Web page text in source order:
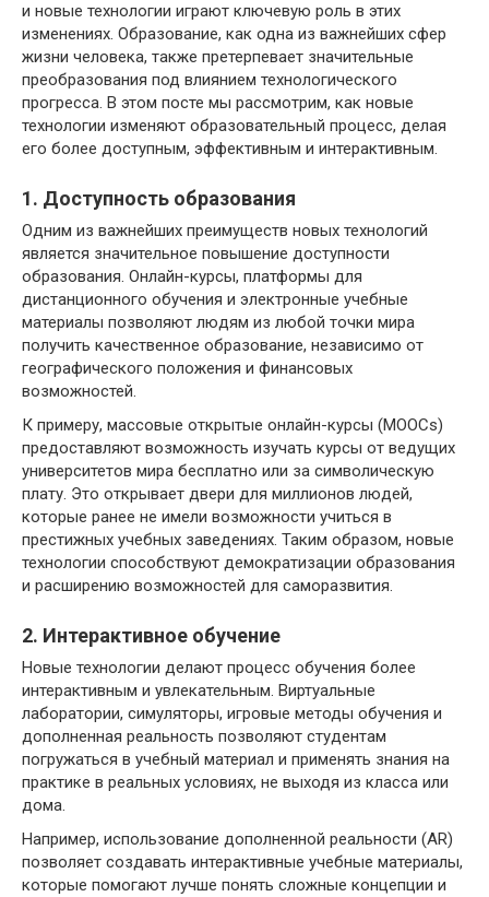
и новые технологии играют ключевую роль в этих
изменениях. Образование, как одна из важнейших сфер
жизни человека, также претерпевает значительные
преобразования под влиянием технологического
прогресса. В этом посте мы рассмотрим, как новые
технологии изменяют образовательный процесс, делая
его более доступным, эффективным и интерактивным.
1. Доступность образования
Одним из важнейших преимуществ новых технологий
является значительное повышение доступности
образования. Онлайн-курсы, платформы для
дистанционного обучения и электронные учебные
материалы позволяют людям из любой точки мира
получить качественное образование, независимо от
географического положения и финансовых
возможностей.
К примеру, массовые открытые онлайн-курсы (MOOCs)
предоставляют возможность изучать курсы от ведущих
университетов мира бесплатно или за символическую
плату. Это открывает двери для миллионов людей,
которые ранее не имели возможности учиться в
престижных учебных заведениях. Таким образом, новые
технологии способствуют демократизации образования
и расширению возможностей для саморазвития.
2. Интерактивное обучение
Новые технологии делают процесс обучения более
интерактивным и увлекательным. Виртуальные
лаборатории, симуляторы, игровые методы обучения и
дополненная реальность позволяют студентам
погружаться в учебный материал и применять знания на
практике в реальных условиях, не выходя из класса или
дома.
Например, использование дополненной реальности (AR)
позволяет создавать интерактивные учебные материалы,
которые помогают лучше понять сложные концепции и